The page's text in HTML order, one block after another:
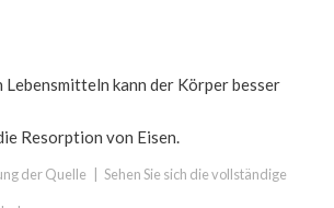
Lebensmitteln kann der Körper besser
Resorption von Eisen.
der Quelle Sehen Sie sich die vollständige